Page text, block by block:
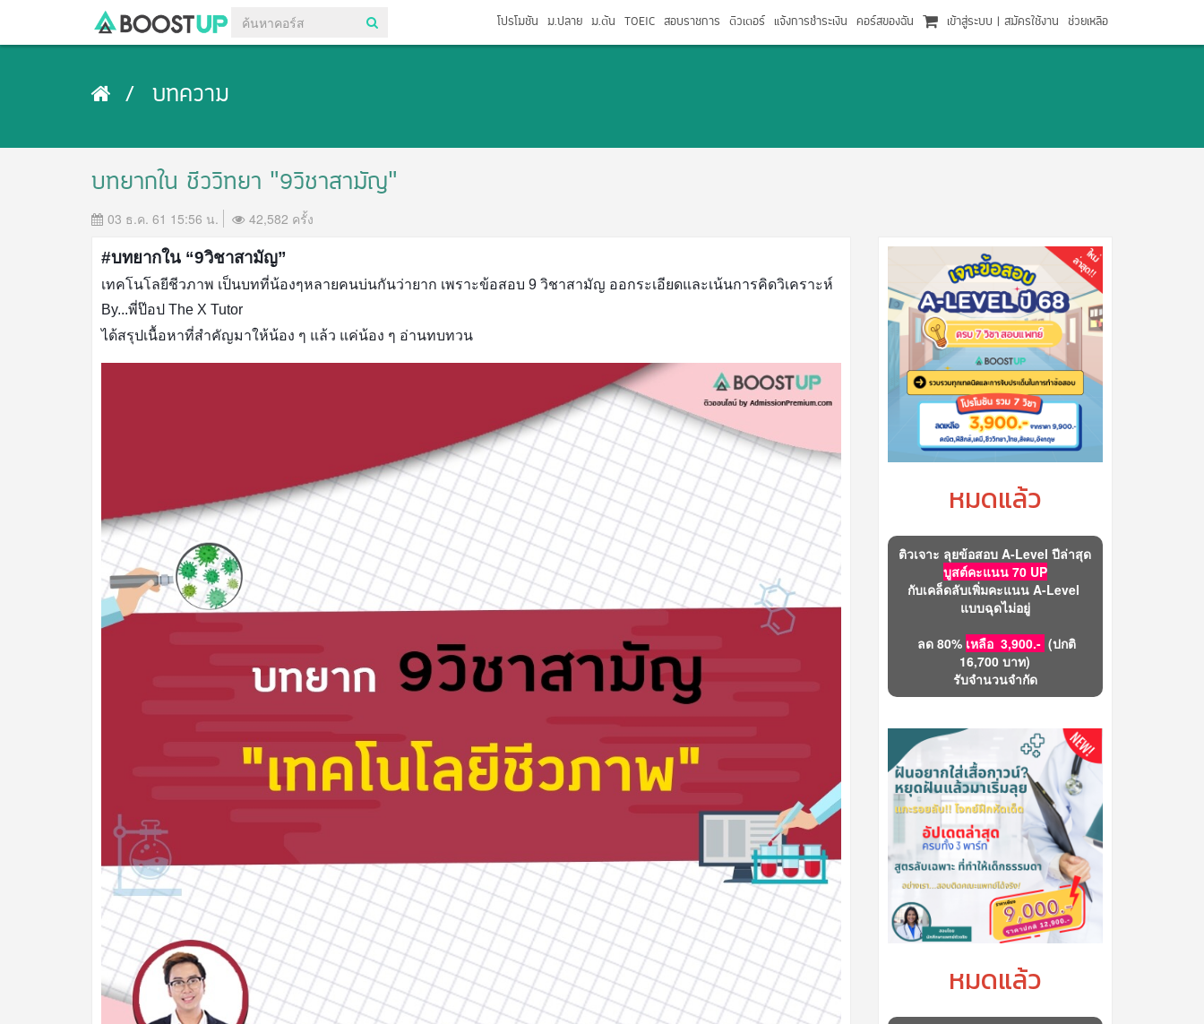
เข้าสู่ระบบ | สมัครใช้งาน ช่วยเหลือ
โปรโมชัน ม.ปลาย ม.ต้น TOEIC สอบราชการ ติวเตอร์ แจ้งการชำระเงิน คอร์สของฉัน
บทความ
บทยากใน ชีววิทยา “9วิชาสามัญ”
03 ธ.ค. 61 15:56 น. 42,582 ครั้ง
#บทยากใน “9วิชาสามัญ”
เทคโนโลยีชีวภาพ เป็นบทที่น้องๆหลายคนบ่นกันว่ายาก เพราะข้อสอบ 9 วิชาสามัญ ออกระเอียดและเน้นการคิดวิเคราะห์
By...พี่ป๊อป The X Tutor
ได้สรุปเนื้อหาที่สำคัญมาให้น้อง ๆ แล้ว แค่น้อง ๆ อ่านทบทวน
หมดแล้ว
ติวเจาะ ลุยข้อสอบ A-Level ปีล่าสุด
บูสต์คะแนน 70 UP
กับเคล็ดลับเพิ่มคะแนน A-Level
แบบฉุดไม่อยู่
ลด 80% เหลือ 3,900.- (ปกติ
16,700 บาท)
รับจำนวนจำกัด
หมดแล้ว